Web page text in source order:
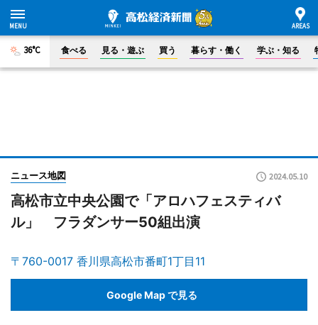
36°C 食べる 見る・遊ぶ 買う 暮らす・働く 学ぶ・知る
ニュース地図 2024.05.10
高松市立中央公園で「アロハフェスティバ
ル」 フラダンサー50組出演
〒760-0017 香川県高松市番町1丁目11
Google Map で見る